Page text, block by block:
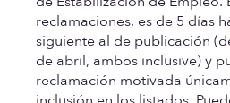
reclamaciones, es de 5 días
siguiente al de publicación
de abril, ambos inclusive) y
reclamación motivada